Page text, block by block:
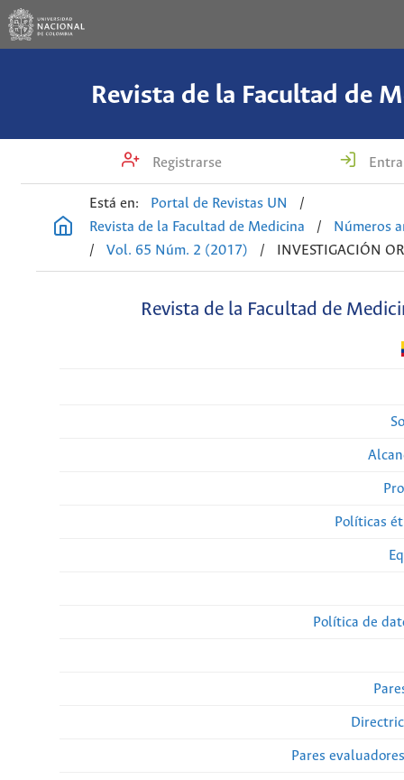
Revista de la Facultad de
Registrarse
Está en: Portal de Revistas UN
/
Revista de la Facultad de Medicina
/
Números
/
Vol. 65 Núm. 2 (2017) / INVESTIGACIÓN
Revista de la Facultad de
Políticas
Política de
Pares